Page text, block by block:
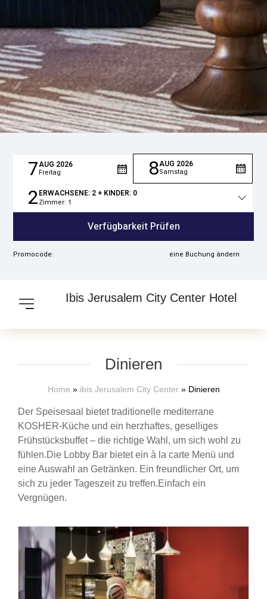
7AUG 2026
Freitag 8AUG 2026
Samstag
Gesamtzahl
2ERWACHSENE: 2+ KINDER: 0
Zimmer: 1
Promocode: eine Buchung ändern
Verfügbarkeit Prüfen
Ibis Jerusalem City Center Hotel
Dinieren
Home » ibis Jerusalem City Center» Dinieren
Der Speisesaal bietet traditionelle mediterrane
KOSHER-Küche und ein herzhaftes, geselliges
Frühstücksbuffet – die richtige Wahl, um sich wohl zu
fühlen.Die Lobby Bar bietet ein à la carte Menü und
eine Auswahl an Getränken. Ein freundlicher Ort, um
sich zu jeder Tageszeit zu treffen.Einfach ein
Vergnügen.